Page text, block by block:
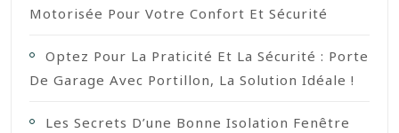
Motorisée Pour Votre Confort Et Sécurité
Optez Pour La Praticité Et La Sécurité : Porte
De Garage Avec Portillon, La Solution Idéale !
Les Secrets D’une Bonne Isolation Fenêtre